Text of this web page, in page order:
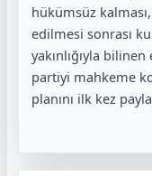
hükümsüz
edilmesi sonrası
yakınlığıyla
partiyi mahkeme
planını ilk kez